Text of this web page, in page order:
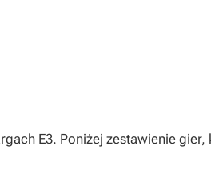
E3. Poniżej zestawienie